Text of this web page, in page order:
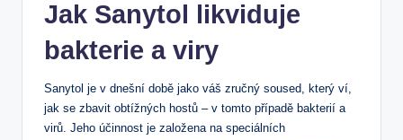
Jak Sanytol likviduje
bakterie a viry
Sanytol je v dnešní době jako váš zručný soused, který ví,
jak se zbavit obtížných hostů – v tomto případě bakterií a
virů. Jeho účinnost je založena na speciálních